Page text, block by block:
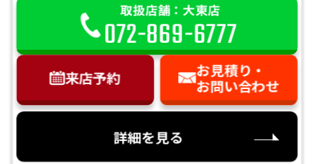
取扱店舗：大東店
072-869-6777
来店予約
お見積り・
お問い合わせ
詳細を見る